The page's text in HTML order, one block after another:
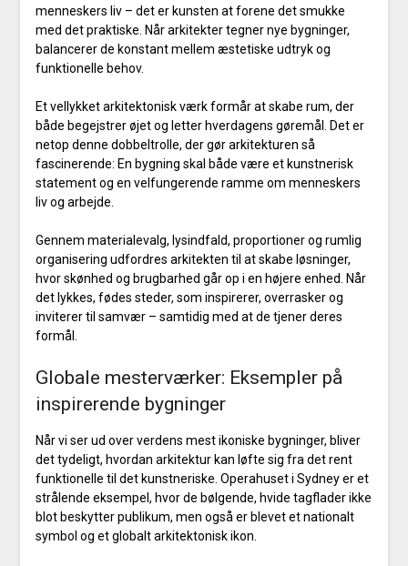
menneskers liv – det er kunsten at forene det smukke
med det praktiske. Når arkitekter tegner nye bygninger,
balancerer de konstant mellem æstetiske udtryk og
funktionelle behov.
Et vellykket arkitektonisk værk formår at skabe rum, der
både begejstrer øjet og letter hverdagens gøremål. Det er
netop denne dobbeltrolle, der gør arkitekturen så
fascinerende: En bygning skal både være et kunstnerisk
statement og en velfungerende ramme om menneskers
liv og arbejde.
Gennem materialevalg, lysindfald, proportioner og rumlig
organisering udfordres arkitekten til at skabe løsninger,
hvor skønhed og brugbarhed går op i en højere enhed. Når
det lykkes, fødes steder, som inspirerer, overrasker og
inviterer til samvær – samtidig med at de tjener deres
formål.
Globale mesterværker: Eksempler på
inspirerende bygninger
Når vi ser ud over verdens mest ikoniske bygninger, bliver
det tydeligt, hvordan arkitektur kan løfte sig fra det rent
funktionelle til det kunstneriske. Operahuset i Sydney er et
strålende eksempel, hvor de bølgende, hvide tagflader ikke
blot beskytter publikum, men også er blevet et nationalt
symbol og et globalt arkitektonisk ikon.